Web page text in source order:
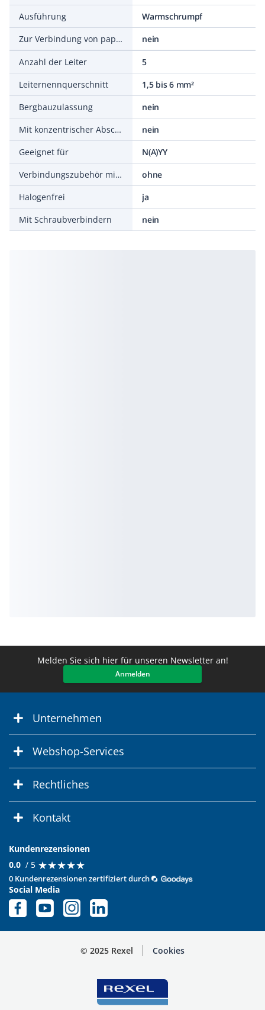
Ausführung
Warmschrumpf
Zur Verbindung von papier- mit kunststoffisolierten Kabeln
nein
Anzahl der Leiter
5
Leiternennquerschnitt
1,5 bis 6 mm²
Bergbauzulassung
nein
Mit konzentrischer Abschirmung
nein
Geeignet für
N(A)YY
Verbindungszubehör mitgeliefert
ohne
Halogenfrei
ja
Mit Schraubverbindern
nein
Melden Sie sich hier für unseren Newsletter an!
Anmelden
Unternehmen
Webshop-Services
Rechtliches
Kontakt
Kundenrezensionen
0.0 / 5 ★★★★★
★★★★★
0 Kundenrezensionen zertifiziert durch
Social Media
© 2025 Rexel Cookies